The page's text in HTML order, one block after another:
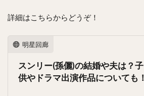
詳細はこちらからどうぞ！
明星回廊
スンリー(孫儷)の結婚や夫は？子
供やドラマ出演作品についても！